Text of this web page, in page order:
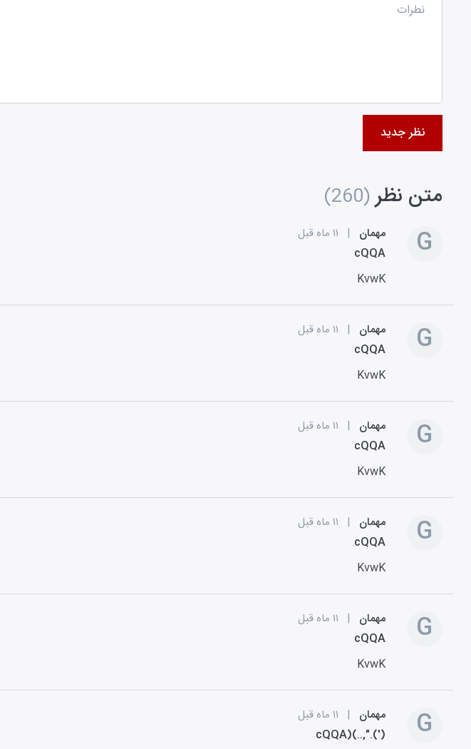
نظر جدید
متن نظر(260)
G مهمان | ۱۱ ماه قبل
cQQA
KvwK
G مهمان | ۱۱ ماه قبل
cQQA
KvwK
G مهمان | ۱۱ ماه قبل
cQQA
KvwK
G مهمان | ۱۱ ماه قبل
cQQA
KvwK
G مهمان | ۱۱ ماه قبل
cQQA
KvwK
G مهمان | ۱۱ ماه قبل
cQQA)(..,".(')